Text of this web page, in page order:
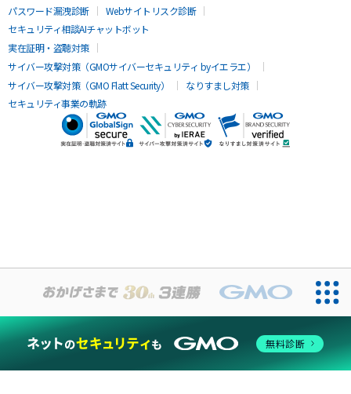
パスワード漏洩診断
Webサイトリスク診断
セキュリティ相談AIチャットボット
実在証明・盗聴対策
サイバー攻撃対策（GMOサイバーセキュリティ byイエラエ）
サイバー攻撃対策（GMO Flatt Security）
なりすまし対策
セキュリティ事業の軌跡
無料診断